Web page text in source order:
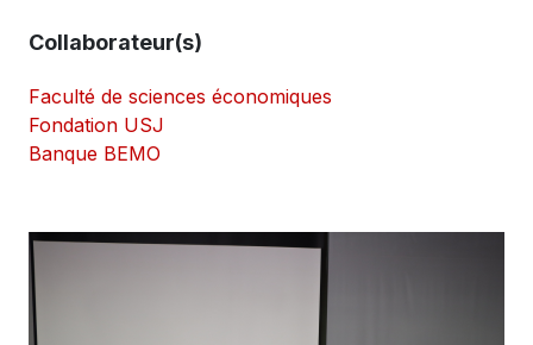
Collaborateur(s)
Faculté de sciences économiques
Fondation USJ
Banque BEMO